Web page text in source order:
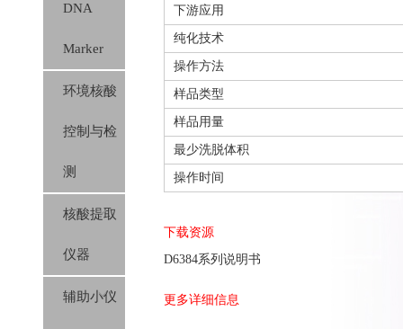
DNA
Marker
环境核酸
控制与检
测
核酸提取
仪器
辅助小仪
下游应用
纯化技术
操作方法
样品类型
样品用量
最少洗脱体积
操作时间
下载资源
D6384系列说明书
更多详细信息